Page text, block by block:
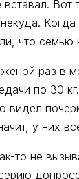
вставал. Вот
Когда
что семью
раз в
по 30
видел
у них
то не